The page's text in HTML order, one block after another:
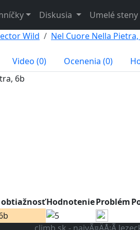
Diskusia Umelé steny
Wild Nel Cuore Nella
Video (0) Ocenenia (0)
6b
HodnotenieProblém